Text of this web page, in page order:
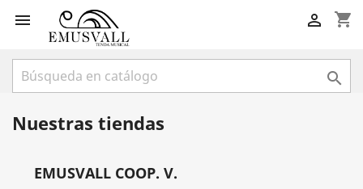
 shopping_cart


Nuestras tiendas
EMUSVALL COOP. V.